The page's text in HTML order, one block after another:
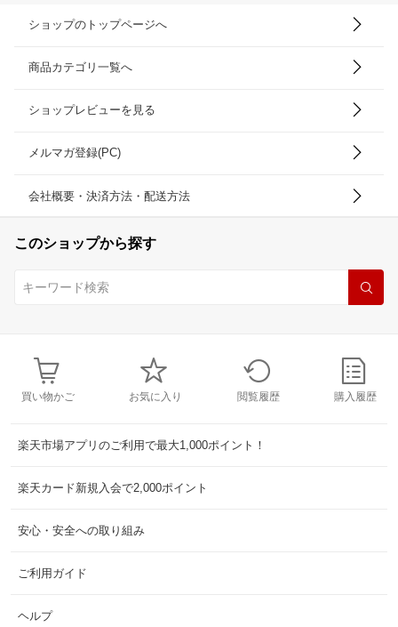
ショップのトップページへ
商品カテゴリ一覧へ
ショップレビューを見る
メルマガ登録(PC)
会社概要・決済方法・配送方法
このショップから探す
買い物かご お気に入り 閲覧履歴 購入履歴
楽天市場アプリのご利用で最大1,000ポイント！
楽天カード新規入会で2,000ポイント
安心・安全への取り組み
ご利用ガイド
ヘルプ